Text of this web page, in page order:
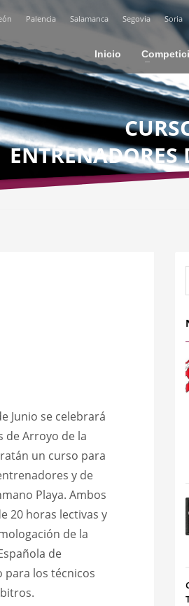
Palencia Salamanca Segovia Soria
Inicio
Junio se celebrará
de Arroyo de la
un curso para
y de
Playa. Ambos
20 horas lectivas y
de la
de
para los técnicos